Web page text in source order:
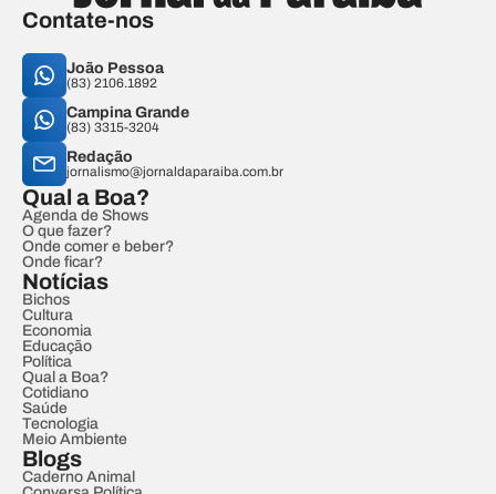
Contate-nos
João Pessoa
(83) 2106.1892
Campina Grande
(83) 3315-3204
Redação
jornalismo@jornaldaparaiba.com.br
Qual a Boa?
Agenda de Shows
O que fazer?
Onde comer e beber?
Onde ficar?
Notícias
Bichos
Cultura
Economia
Educação
Política
Qual a Boa?
Cotidiano
Saúde
Tecnologia
Meio Ambiente
Blogs
Caderno Animal